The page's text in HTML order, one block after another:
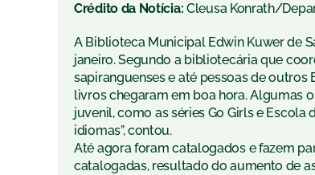
Crédito da Notícia: Cleusa Konrath/
A Biblioteca Municipal Edwin Kuwer de
janeiro. Segundo a bibliotecária que
sapiranguenses e até pessoas de
livros chegaram em boa hora. Algumas
juvenil, como as séries Go Girls e
idiomas”, contou.
Até agora foram catalogados e fazem
catalogadas, resultado do aumento de